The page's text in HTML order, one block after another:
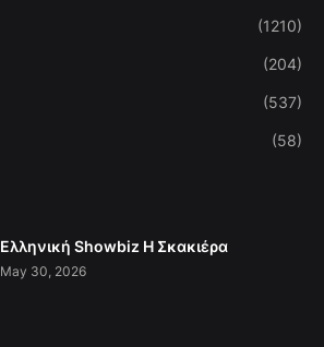
(1210)
(204)
(537)
(58)
Ελληνική Showbiz Η Σκακιέρα
May 30, 2026